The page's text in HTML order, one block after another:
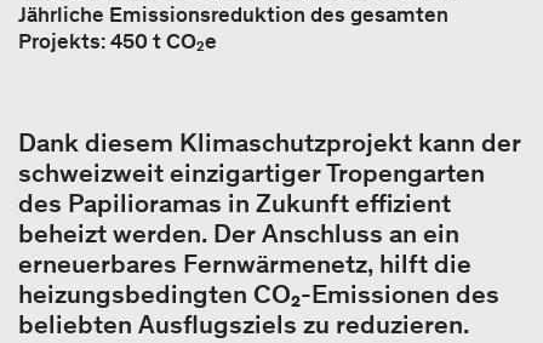
Jährliche Emissionsreduktion des gesamten
Projekts: 450 t CO₂e
Dank diesem Klimaschutzprojekt kann der
schweizweit einzigartiger Tropengarten
des Papilioramas in Zukunft effizient
beheizt werden. Der Anschluss an ein
erneuerbares Fernwärmenetz, hilft die
heizungsbedingten CO₂-Emissionen des
beliebten Ausflugsziels zu reduzieren.